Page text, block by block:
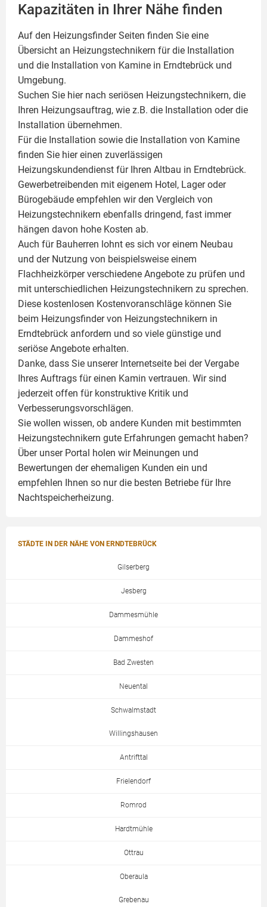
Kapazitäten in Ihrer Nähe finden
Auf den Heizungsfinder Seiten finden Sie eine
Übersicht an Heizungstechnikern für die Installation
und die Installation von Kamine in Erndtebrück und
Umgebung.
Suchen Sie hier nach seriösen Heizungstechnikern, die
Ihren Heizungsauftrag, wie z.B. die Installation oder die
Installation übernehmen.
Für die Installation sowie die Installation von Kamine
finden Sie hier einen zuverlässigen
Heizungskundendienst für Ihren Altbau in Erndtebrück.
Gewerbetreibenden mit eigenem Hotel, Lager oder
Bürogebäude empfehlen wir den Vergleich von
Heizungstechnikern ebenfalls dringend, fast immer
hängen davon hohe Kosten ab.
Auch für Bauherren lohnt es sich vor einem Neubau
und der Nutzung von beispielsweise einem
Flachheizkörperverschiedene Angebote zu prüfen und
mit unterschiedlichen Heizungstechnikern zu sprechen.
Diese kostenlosen Kostenvoranschläge können Sie
beim Heizungsfinder von Heizungstechnikern in
Erndtebrück anfordern und so viele günstige und
seriöse Angebote erhalten.
Danke, dass Sie unserer Internetseite bei der Vergabe
Ihres Auftrags für einen Kamin vertrauen. Wir sind
jederzeit offen für konstruktive Kritik und
Verbesserungsvorschlägen.
Sie wollen wissen, ob andere Kunden mit bestimmten
Heizungstechnikern gute Erfahrungen gemacht haben?
Über unser Portal holen wir Meinungen und
Bewertungen der ehemaligen Kunden ein und
empfehlen Ihnen so nur die besten Betriebe für Ihre
Nachtspeicherheizung.
STÄDTE IN DER NÄHE VON ERNDTEBRÜCK
Gilserberg
Jesberg
Dammesmühle
Dammeshof
Bad Zwesten
Neuental
Schwalmstadt
Willingshausen
Antrifttal
Frielendorf
Romrod
Hardtmühle
Ottrau
Oberaula
Grebenau